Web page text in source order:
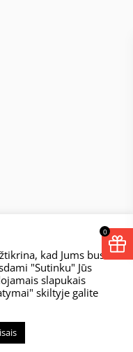
kad Jums bus
"Sutinku" Jūs
slapukais
skiltyje galite
0